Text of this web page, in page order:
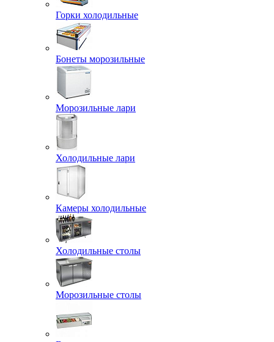
Горки холодильные
Бонеты морозильные
Морозильные лари
Холодильные лари
Камеры холодильные
Холодильные столы
Морозильные столы